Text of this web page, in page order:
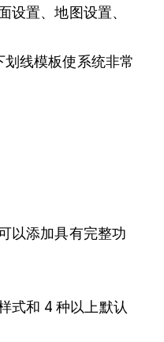
设置、地图设置、
线模板使系统非常
以添加具有完整功
式和 4 种以上默认